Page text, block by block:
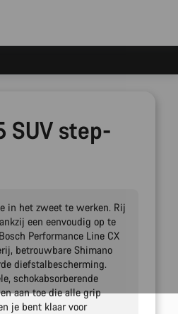
SUV step-
in het zweet te werken. Rij
een eenvoudig op te
Performance Line CX
betrouwbare Shimano
diefstalbescherming.
schokabsorberende
aan toe die alle grip
je bent klaar voor